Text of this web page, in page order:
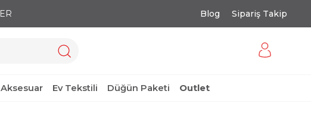
Blog Sipariş Takip
Ev Tekstili Düğün Paketi Outlet